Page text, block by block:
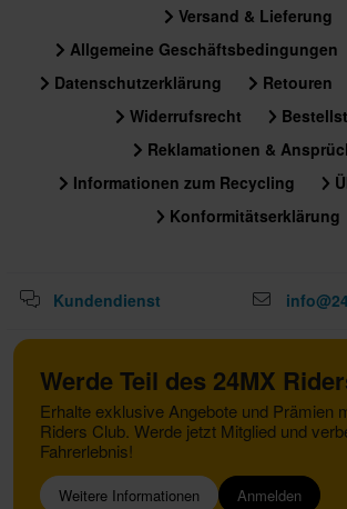
Versand & Lieferung
Allgemeine Geschäftsbedingungen
Datenschutzerklärung
Retouren
Widerrufsrecht
Reklamationen &
Informationen zum Recycling
Konformitätserklärung
Kundendienst
Werde Teil des 24MX
Erhalte exklusive Angebote und Prämien
Riders Club. Werde jetzt Mitglied und
Fahrerlebnis!
Weitere Informationen Anmelden